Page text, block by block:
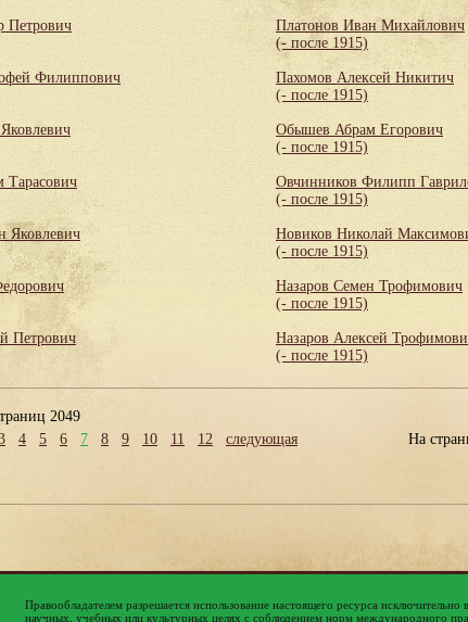
Петрович
Филиппович
Тарасович
Яковлевич
Петрович
Платонов Иван Михайлович
(- после 1915)
Пахомов Алексей Никитич
(- после 1915)
Обышев Абрам Егорович
(- после 1915)
Овчинников Филипп
(- после 1915)
Новиков Николай
(- после 1915)
Назаров Семен Трофимович
(- после 1915)
Назаров Алексей
(- после 1915)
2049
4 5 6 7 8 9 10 11 12 следующая На
Правообладателем разрешается использование настоящего ресурса
научных, учебных или культурных целях с соблюдением норм международного